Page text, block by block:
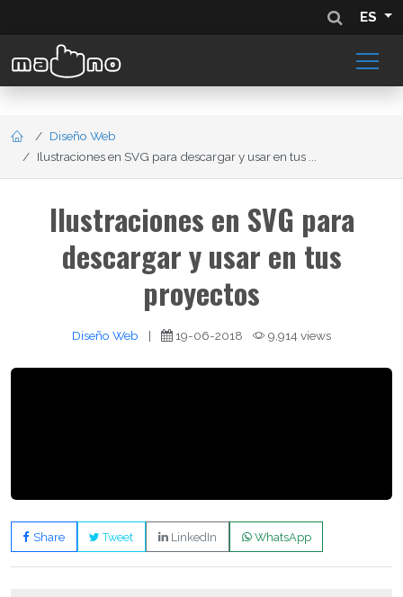
ES
Diseño Web
Ilustraciones en SVG para descargar y usar en tus ...
Ilustraciones en SVG para
descargar y usar en tus
proyectos
Diseño Web | 19-06-2018 9,914 views
Share Tweet LinkedIn WhatsApp